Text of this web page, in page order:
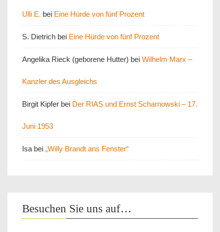
Ulli E. bei Eine Hürde von fünf Prozent
S. Dietrich bei Eine Hürde von fünf Prozent
Angelika Rieck (geborene Hutter) bei Wilhelm Marx –
Kanzler des Ausgleichs
Birgit Kipfer bei Der RIAS und Ernst Scharnowski – 17.
Juni 1953
Isa bei „Willy Brandt ans Fenster“
Besuchen Sie uns auf…